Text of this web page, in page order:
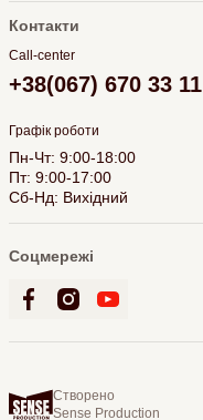
Контакти
Call-center
+38(067) 670 33 11
Графік роботи
Пн-Чт: 9:00-18:00
Пт: 9:00-17:00
Сб-Нд: Вихідний
Соцмережі
Створено
Sense Production